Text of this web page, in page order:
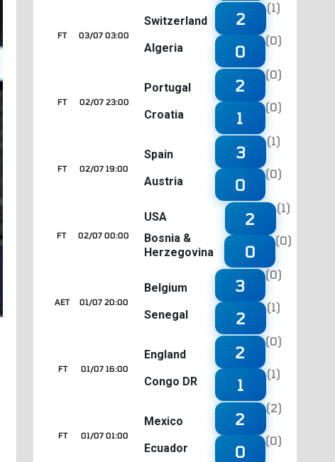
03/07 03:00
FT
Switzerland
Algeria
2
(1)
0
(0)
02/07 23:00
FT
Portugal
Croatia
2
(0)
1
(0)
02/07 19:00
FT
Spain
Austria
3
(1)
0
(0)
02/07 00:00
FT
USA
Bosnia &
Herzegovina
2
(1)
0
(0)
01/07 20:00
AET
Belgium
Senegal
3
(0)
2
(1)
01/07 16:00
FT
England
Congo DR
2
(0)
1
(1)
01/07 01:00
FT
Mexico
Ecuador
2
(2)
0
(0)